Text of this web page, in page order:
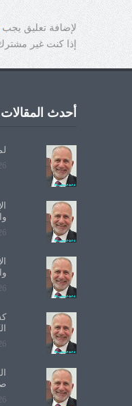
لإضافة تعليق يجب
إذا كنت غير
أحدث المقالات